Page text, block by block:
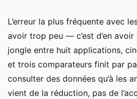
L’erreur la plus fréquente avec
avoir trop peu — c’est d’en
jongle entre huit applications,
et trois comparateurs finit par
consulter des données qu’à les
vient de la réduction, pas de